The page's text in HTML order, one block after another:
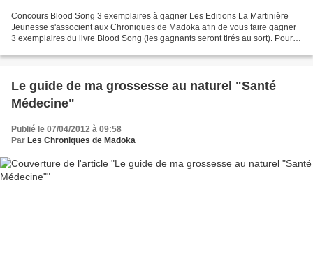
Concours Blood Song 3 exemplaires à gagner Les Editions La Martinière
Jeunesse s'associent aux Chroniques de Madoka afin de vous faire gagner
3 exemplaires du livre Blood Song (les gagnants seront tirés au sort). Pour
Le guide de ma grossesse au naturel "Santé
Médecine"
Publié le 07/04/2012 à 09:58
Par Les Chroniques de Madoka